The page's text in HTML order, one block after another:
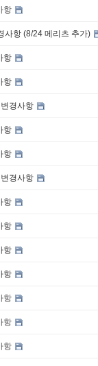
항
사항 (8/24 메리츠 추가)
항
항
경사항
항
항
경사항
항
항
항
항
항
항
항